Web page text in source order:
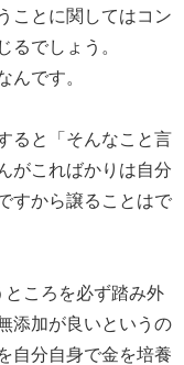
ことに関してはコン
るでしょう。
んです。
ると「そんなこと言
がこればかりは自分
すから譲ることはで
ころを必ず踏み外
添加が良いというの
自分自身で金を培養